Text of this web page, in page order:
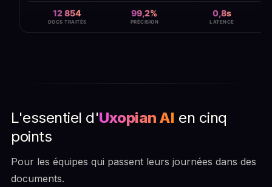
L'essentiel d'Uxopian AI en cinq
points
Pour les équipes qui passent leurs journées dans des
documents.